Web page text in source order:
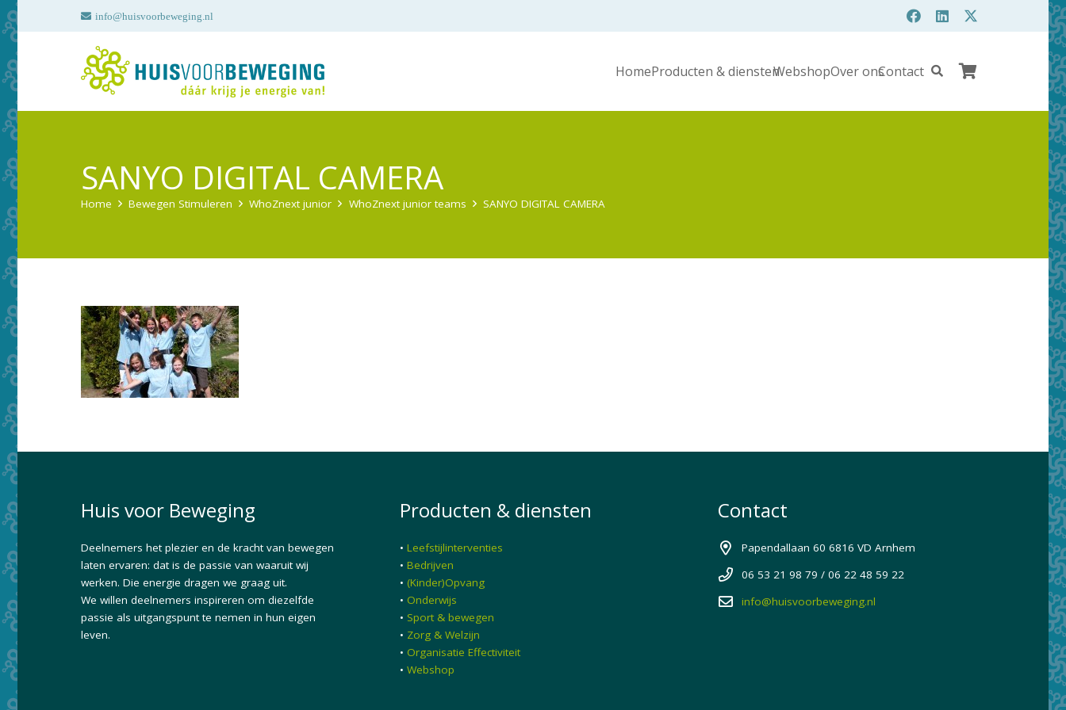
info@huisvoorbeweging.nl
HomeProducten & dienstenWebshopOver onsContact
SANYO DIGITAL CAMERA
Home Bewegen Stimuleren WhoZnext junior WhoZnext junior teams SANYO DIGITAL CAMERA
Huis voor Beweging
Deelnemers het plezier en de kracht van bewegen
laten ervaren: dat is de passie van waaruit wij
werken. Die energie dragen we graag uit.
We willen deelnemers inspireren om diezelfde
passie als uitgangspunt te nemen in hun eigen
leven.
Producten & diensten
• Leefstijlinterventies
• Bedrijven
• (Kinder)Opvang
• Onderwijs
• Sport & bewegen
• Zorg & Welzijn
• Organisatie Effectiviteit
• Webshop
Contact
Papendallaan 60 6816 VD Arnhem
06 53 21 98 79 / 06 22 48 59 22
info@huisvoorbeweging.nl